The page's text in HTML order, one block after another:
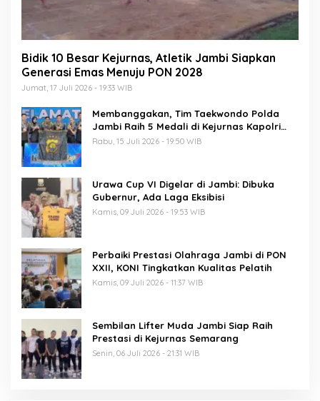
Bidik 10 Besar Kejurnas, Atletik Jambi Siapkan
Generasi Emas Menuju PON 2028
Jumat, 17 Juli 2026 - 19:33 WIB
Membanggakan, Tim Taekwondo Polda
Jambi Raih 5 Medali di Kejurnas Kapolri
Cup 7
Rabu, 15 Juli 2026 - 19:50 WIB
Urawa Cup VI Digelar di Jambi: Dibuka
Gubernur, Ada Laga Eksibisi
Kamis, 09 Juli 2026 - 19:53 WIB
Perbaiki Prestasi Olahraga Jambi di PON
XXII, KONI Tingkatkan Kualitas Pelatih
Kamis, 09 Juli 2026 - 11:37 WIB
Sembilan Lifter Muda Jambi Siap Raih
Prestasi di Kejurnas Semarang
Senin, 06 Juli 2026 - 21:31 WIB